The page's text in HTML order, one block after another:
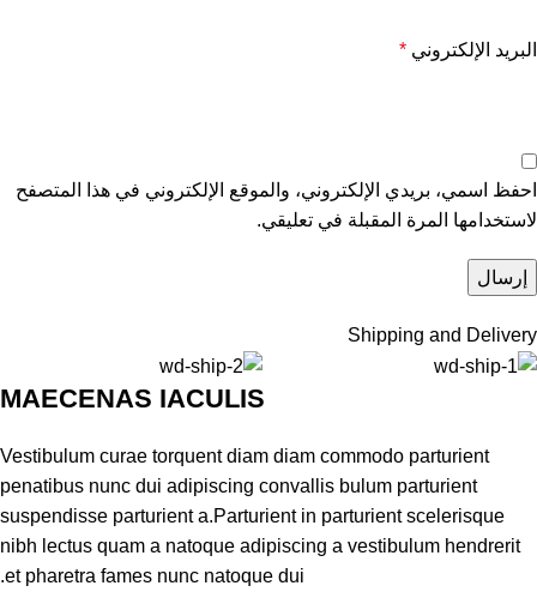
البريد الإلكتروني *
احفظ اسمي، بريدي الإلكتروني، والموقع الإلكتروني في هذا المتصفح
لاستخدامها المرة المقبلة في تعليقي.
Shipping and Delivery
MAECENAS IACULIS
Vestibulum curae torquent diam diam commodo parturient
penatibus nunc dui adipiscing convallis bulum parturient
suspendisse parturient a.Parturient in parturient scelerisque
nibh lectus quam a natoque adipiscing a vestibulum hendrerit
et pharetra fames nunc natoque dui.